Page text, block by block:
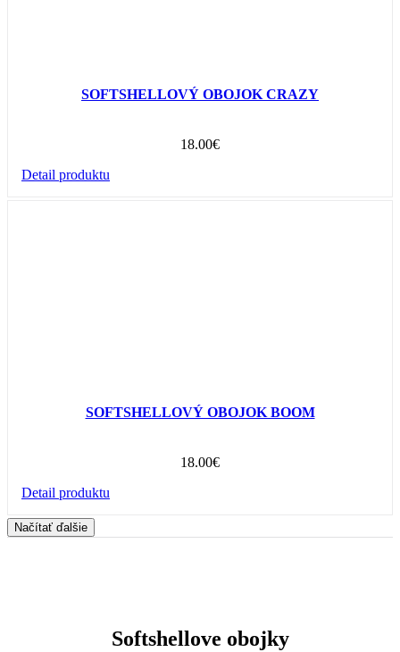
SOFTSHELLOVÝ OBOJOK CRAZY
18.00€
Detail produktu
SOFTSHELLOVÝ OBOJOK BOOM
18.00€
Detail produktu
Načítať ďalšie
Softshellove obojky